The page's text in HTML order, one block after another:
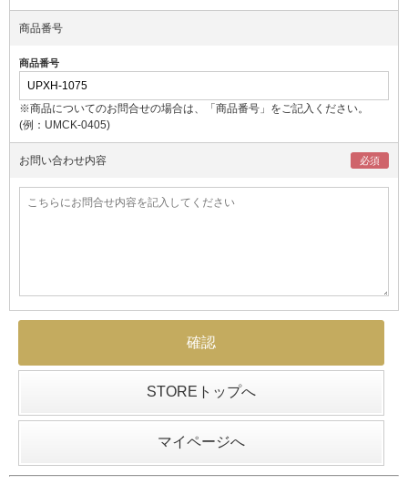
商品番号
商品番号
※商品についてのお問合せの場合は、「商品番号」をご記入ください。
(例：UMCK-0405)
お問い合わせ内容
STOREトップへ
マイページへ